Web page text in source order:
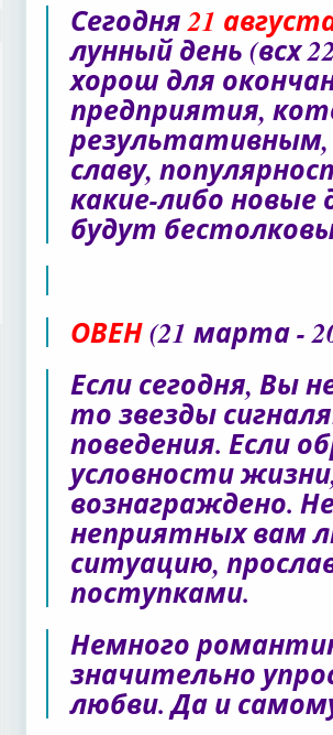
Сегодня21
лунный день (всх
хорош для
предприятия,
результативным,
славу,
какие-либо новые
будут
ОВЕН(21 марта -
Если сегодня, Вы
то звезды
поведения. Если
условности
вознаграждено.
неприятных вам
ситуацию,
поступками.
Немного
значительно
любви. Да и